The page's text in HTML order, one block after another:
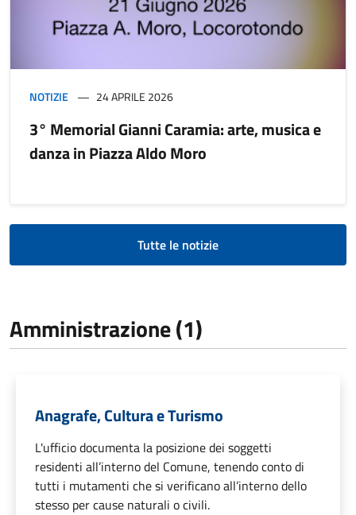
NOTIZIE 24 APRILE 2026
3° Memorial Gianni Caramia: arte, musica e
danza in Piazza Aldo Moro
Tutte le notizie
Amministrazione (1)
Anagrafe, Cultura e Turismo
L'ufficio documenta la posizione dei soggetti
residenti all’interno del Comune, tenendo conto di
tutti i mutamenti che si verificano all’interno dello
stesso per cause naturali o civili.